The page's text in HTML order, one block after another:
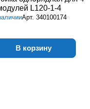
L120-1-4
Арт. 340100174
В корзину